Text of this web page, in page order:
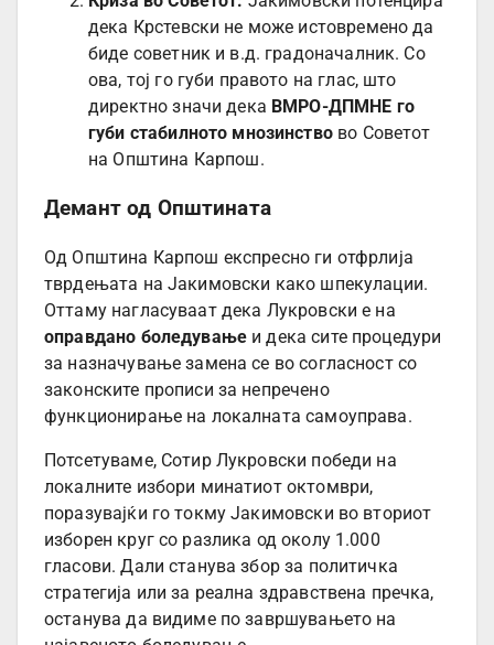
дека Крстевски не може истовремено да
биде советник и в.д. градоначалник. Со
ова, тој го губи правото на глас, што
директно значи дека ВМРО-ДПМНЕ го
губи стабилното мнозинствово Советот
на Општина Карпош.
Демант од Општината
Од Општина Карпош експресно ги отфрлија
тврдењата на Јакимовски како шпекулации.
Оттаму нагласуваат дека Лукровски е на
оправдано боледување и дека сите процедури
за назначување замена се во согласност со
законските прописи за непречено
функционирање на локалната самоуправа.
Потсетуваме, Сотир Лукровски победи на
локалните избори минатиот октомври,
поразувајќи го токму Јакимовски во вториот
изборен круг со разлика од околу 1.000
гласови. Дали станува збор за политичка
стратегија или за реална здравствена пречка,
останува да видиме по завршувањето на